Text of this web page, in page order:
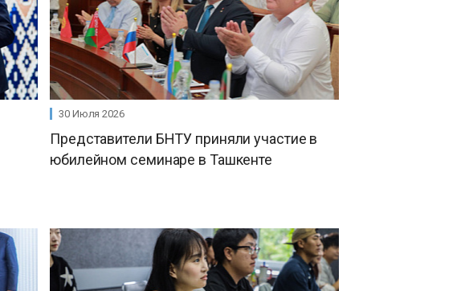
30 Июля 2026
Представители БНТУ приняли участие в
юбилейном семинаре в Ташкенте